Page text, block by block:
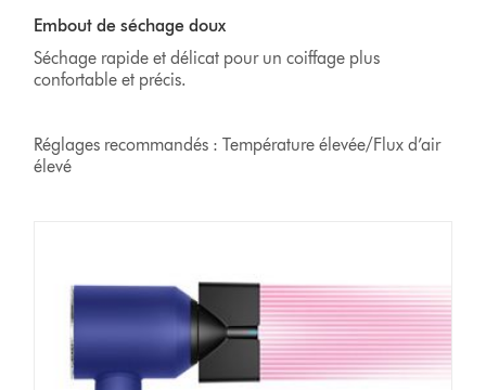
Embout de séchage doux
Séchage rapide et délicat pour un coiffage plus
confortable et précis.
Réglages recommandés : Température élevée/Flux d’air
élevé